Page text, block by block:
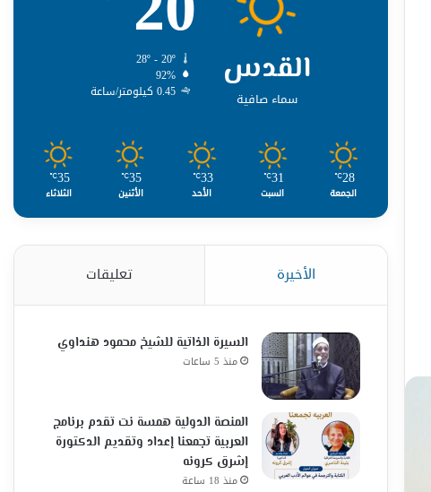
القدس
سماء صافية
28º - 20º
92%
0.45 كيلومتر/ساعة
28
℃
الجمعة
31
℃
السبت
33
℃
الأحد
35
℃
الأثنين
35
℃
الثلاثاء
الأخيرة تعليقات
السيرة الذاتية للشيخ محمود هنداوي
منذ 5 ساعات
المنصة الدولية همسة نت تقدم برنامج
العربية تجمعنا إعداد وتقديم الدكتورة
إشرق كرونه
منذ 18 ساعة